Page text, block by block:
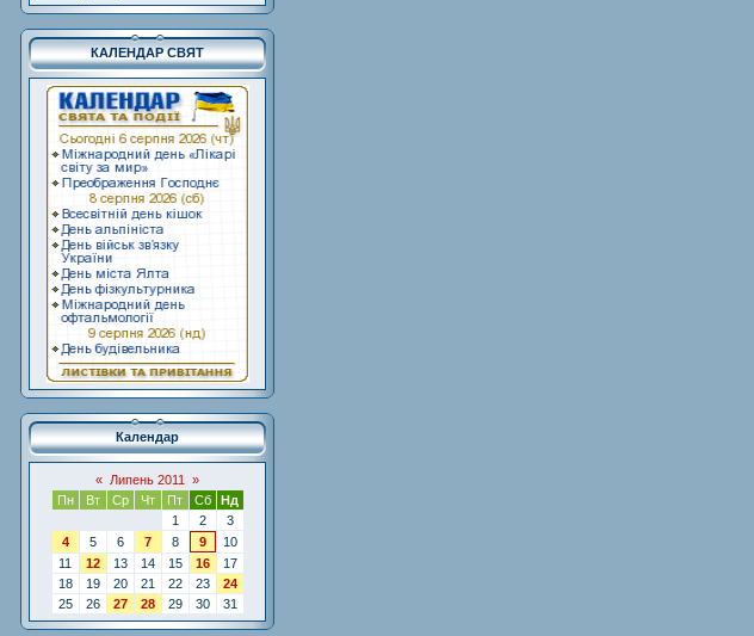
КАЛЕНДАР СВЯТ
Календар
« Липень 2011
»
Пн
Вт Ср Чт Пт Сб
Нд
1
2
3
4
5 6 7 8 9
10
11
12 13 14 15 16
17
18
19 20 21 22 23
24
25
26 27 28 29 30 31